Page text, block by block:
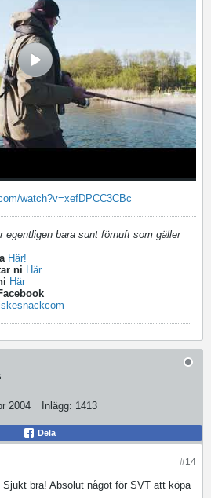
watch?v=xefDPCC3CBc
egentligen bara sunt förnuft som gäller
Här!
ni Här
Här
2004 Inlägg: 1413
Dela
#14
bra! Absolut något för SVT att köpa